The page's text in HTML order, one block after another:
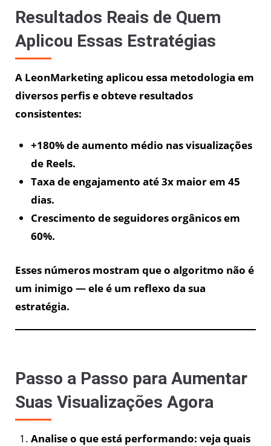
Resultados Reais de Quem
Aplicou Essas Estratégias
A LeonMarketing aplicou essa metodologia em
diversos perfis e obteve resultados
consistentes:
+180% de aumento médio nas visualizações
de Reels.
Taxa de engajamento até 3x maior em 45
dias.
Crescimento de seguidores orgânicos em
60%.
Esses números mostram que o algoritmo não é
um inimigo — ele é um reflexo da sua
estratégia.
Passo a Passo para Aumentar
Suas Visualizações Agora
Analise o que está performando: veja quais